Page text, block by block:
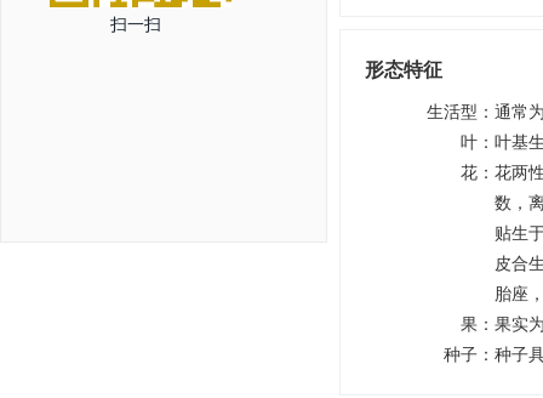
扫一扫
形态特征
生活型 ： 通常
叶 ： 叶基
花 ： 花两
数，
贴生
皮合
胎座
果 ： 果实
种子 ： 种子